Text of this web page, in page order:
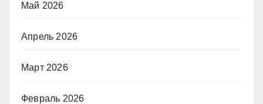
Май 2026
Апрель 2026
Март 2026
Февраль 2026